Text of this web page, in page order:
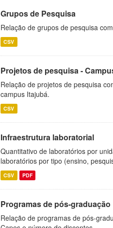
Grupos de Pesquisa
Relação de grupos de pesquisa
CSV
Projetos de pesquisa -
Relação de projetos de pesquisa
campus Itajubá.
CSV
Infraestrutura laboratorial
Quantitativo de laboratórios por
laboratórios por tipo (ensino,
CSV PDF
Programas de pós-graduação
Relação de programas de pós-